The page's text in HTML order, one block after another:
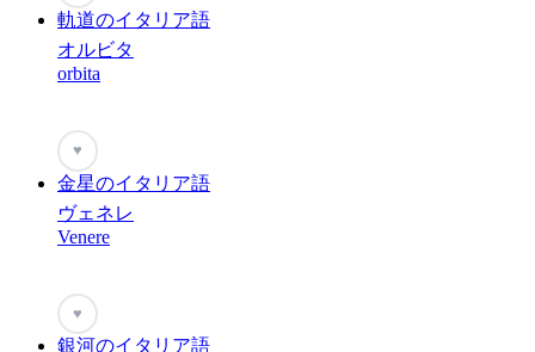
軌道のイタリア語
オルビタ
orbita
♥
金星のイタリア語
ヴェネレ
Venere
♥
銀河のイタリア語